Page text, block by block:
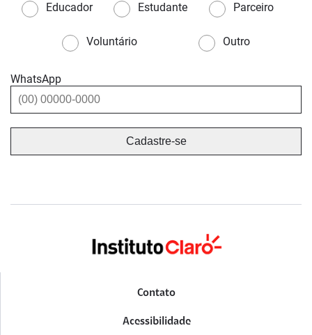
Educador
Estudante Parceiro
Voluntário Outro
WhatsApp
Contato
Acessibilidade